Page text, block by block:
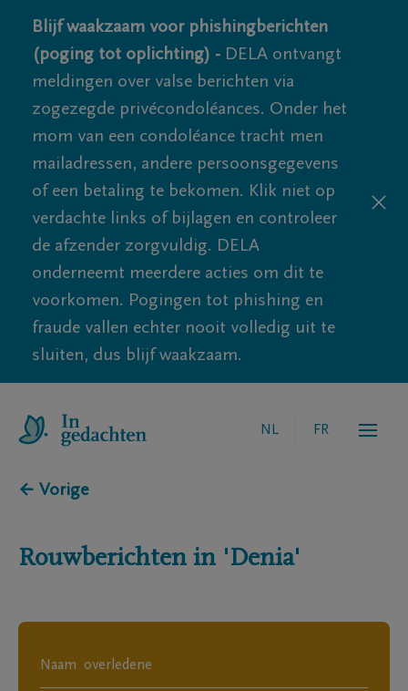
Blijf waakzaam voor phishingberichten
(poging tot oplichting) - DELA ontvangt
meldingen over valse berichten via
zogezegde privécondoléances. Onder het
mom van een condoléance tracht men
mailadressen, andere persoonsgegevens
of een betaling te bekomen. Klik niet op
verdachte links of bijlagen en controleer
de afzender zorgvuldig. DELA
onderneemt meerdere acties om dit te
voorkomen. Pogingen tot phishing en
fraude vallen echter nooit volledig uit te
sluiten, dus blijf waakzaam.
NL FR
← Vorige
Rouwberichten in 'Denia'